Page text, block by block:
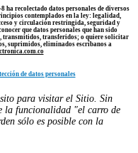
8 ha recolectado datos personales de diversos
contemplados en la ley: legalidad,
y circulación restringida, seguridad y
que datos personales que han sido
transmitidos, transferidos; o quiere solicitar
suprimidos, eliminados escríbanos a
de datos personales
para visitar el Sitio. Sin
la funcionalidad "el carro de
sólo es posible con la